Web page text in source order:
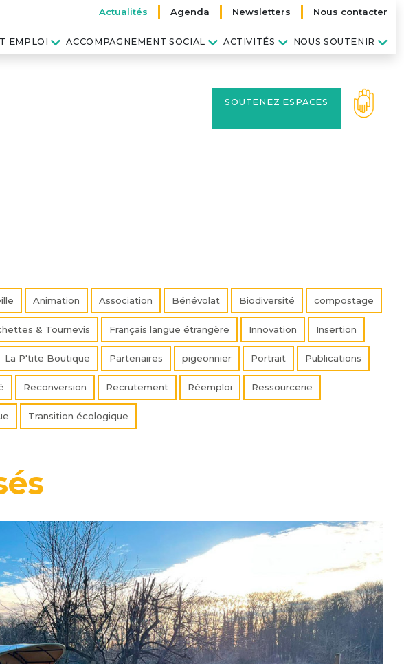
Nous contacter
Newsletters
Agenda
Actualités
EMPLOI ACCOMPAGNEMENT SOCIAL ACTIVITÉS NOUS SOUTENIR
SOUTENEZ ESPACES
Animation Association Bénévolat Biodiversité compostage
& Tournevis Français langue étrangère Innovation Insertion
La P'tite Boutique Partenaires pigeonnier Portrait Publications
Reconversion Recrutement Réemploi Ressourcerie
Transition écologique